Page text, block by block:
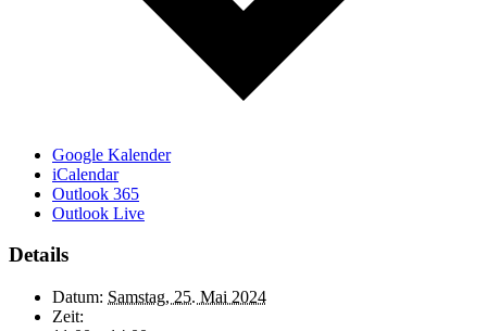
Google Kalender
iCalendar
Outlook 365
Outlook Live
Details
Datum: Samstag, 25. Mai 2024
Zeit: